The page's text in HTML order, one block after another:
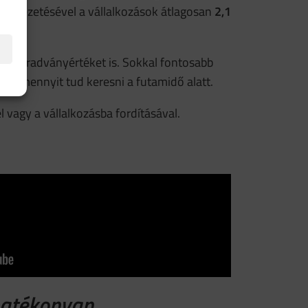
vezetésével a vállalkozások átlagosan 2,1
maradványértéket is. Sokkal fontosabb
mennyit tud keresni a futamidő alatt.
a vállalkozásba fordításával.